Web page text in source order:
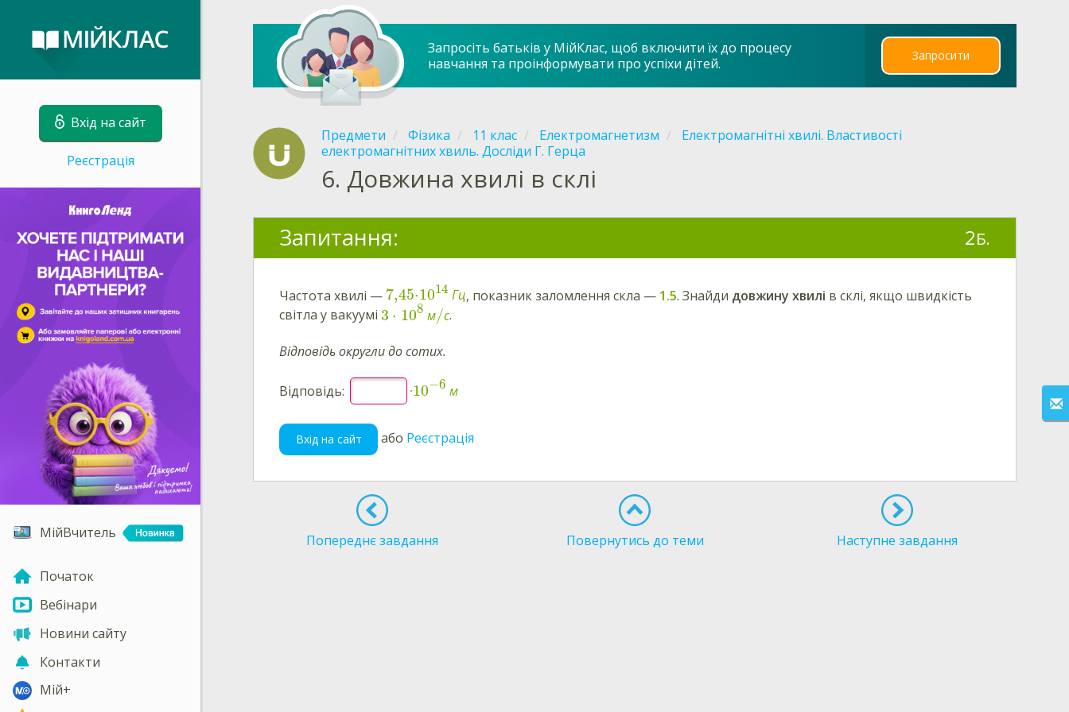
Вхід на сайт
Реєстрація
МійВчитель
Початок
Вебінари
Новини сайту
Контакти
Мій+
Запросіть батьків у МійКлас, щоб включити їх до процесу
навчання та проінформувати про успіхи дітей.
Запросити
Предмети Фізика 11 клас Електромагнетизм
Електромагнітні хвилі. Властивості
електромагнітних хвиль. Досліди Г. Герца
6. Довжина хвилі в склі
Запитання: 2Б.
Частота хвилі — 7,45⋅1014 Гц, показник заломлення скла — 1.5. Знайди довжину хвилі в склі, якщо швидкість
світла у вакуумі 3 ⋅ 108 м/с.
Відповідь округли до сотих.
Відповідь: ·10−6 м
Вхід на сайт або Реєстрація
Попереднє завдання Повернутись до теми Наступне завдання